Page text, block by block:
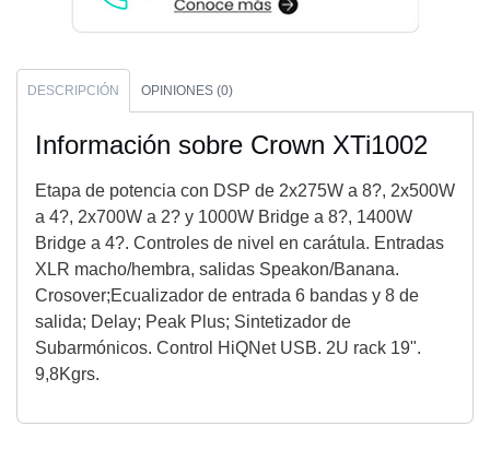
DESCRIPCIÓN OPINIONES (0)
Información sobre Crown XTi1002
Etapa de potencia con DSP de 2x275W a 8?, 2x500W
a 4?, 2x700W a 2? y 1000W Bridge a 8?, 1400W
Bridge a 4?. Controles de nivel en carátula. Entradas
XLR macho/hembra, salidas Speakon/Banana.
Crosover;Ecualizador de entrada 6 bandas y 8 de
salida; Delay; Peak Plus; Sintetizador de
Subarmónicos. Control HiQNet USB. 2U rack 19".
9,8Kgrs.